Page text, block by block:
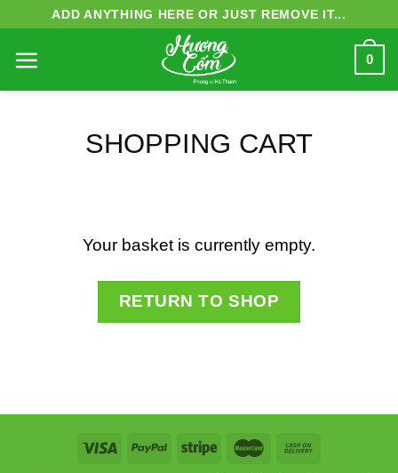
content
ADD ANYTHING HERE OR JUST REMOVE IT...
0
SHOPPING CART
Your basket is currently empty.
RETURN TO SHOP